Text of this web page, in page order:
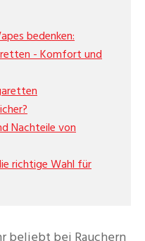
bedenken:
- Komfort und
Nachteile von
richtige Wahl für
beliebt bei Rauchern